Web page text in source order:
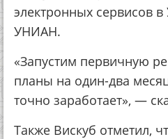
электронных сервисов
УНИАН.
«Запустим первичную
планы на один-два
точно заработает», —
Также Вискуб отметил,